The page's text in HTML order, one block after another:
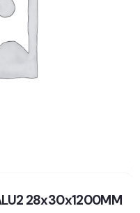
28x30x1200MM